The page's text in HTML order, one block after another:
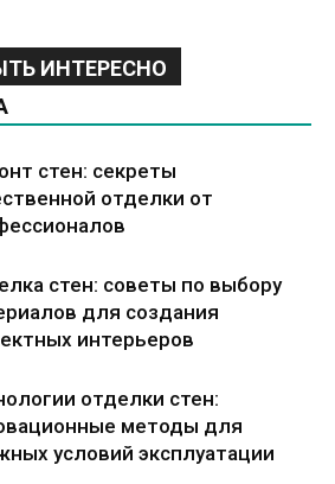
ИНТЕРЕСНО
стен: секреты
отделки от
стен: советы по выбору
для создания
интерьеров
отделки стен:
методы для
условий эксплуатации